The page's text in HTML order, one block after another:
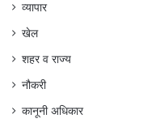
व्यापार
खेल
शहर व राज्य
नौकरी
कानूनी अधिकार